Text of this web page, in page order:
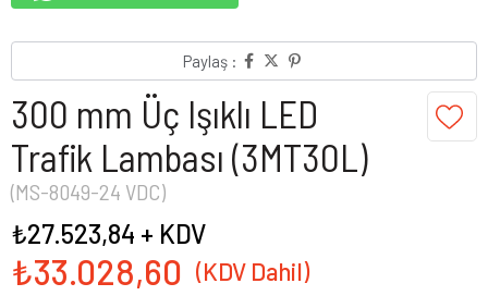
Paylaş :
300 mm Üç Işıklı LED
Trafik Lambası (3MT30L)
(MS-8049-24 VDC)
₺33.028,60
₺27.523,84 + KDV